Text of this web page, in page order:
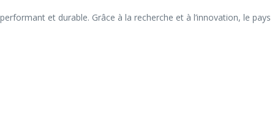
et durable. Grâce à la recherche et à l’innovation, le